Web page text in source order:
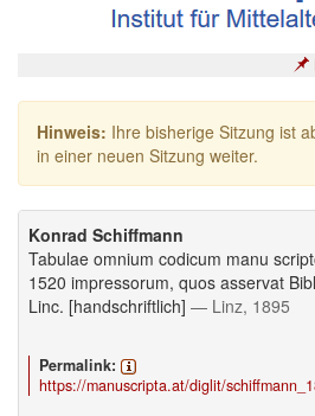
Hinweis: Ihre bisherige Sitzung ist
in einer neuen Sitzung weiter.
Konrad Schiffmann
Tabulae omnium codicum manu
1520 impressorum, quos asservat
Linc. [handschriftlich] — Linz, 1895
Permalink:
https://manuscripta.at/diglit/